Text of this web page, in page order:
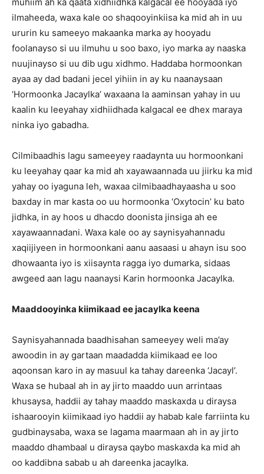
ilmaheeda, waxa kale oo shaqooyinkiisa ka mid ah in uu
ururin ku sameeyo makaanka marka ay hooyadu
foolanayso si uu ilmuhu u soo baxo, iyo marka ay naaska
nuujinayso si uu dib ugu xidhmo. Haddaba hormoonkan
ayaa ay dad badani jecel yihiin in ay ku naanaysaan
‘Hormoonka Jacaylka’ waxaana la aaminsan yahay in uu
kaalin ku leeyahay xidhiidhada kalgacal ee dhex maraya
ninka iyo gabadha.
Cilmibaadhis lagu sameeyey raadaynta uu hormoonkani
ku leeyahay qaar ka mid ah xayawaannada uu jiirku ka mid
yahay oo iyaguna leh, waxaa cilmibaadhayaasha u soo
baxday in mar kasta oo uu hormoonka ‘Oxytocin’ ku bato
jidhka, in ay hoos u dhacdo doonista jinsiga ah ee
xayawaannadani. Waxa kale oo ay saynisyahannadu
xaqiijiyeen in hormoonkani aanu aasaasi u ahayn isu soo
dhowaanta iyo is xiisaynta ragga iyo dumarka, sidaas
awgeed aan lagu naanaysi Karin hormoonka Jacaylka.
Maaddooyinka kiimikaad ee jacaylka keena
Saynisyahannada baadhisahan sameeyey weli ma’ay
awoodin in ay gartaan maadadda kiimikaad ee loo
aqoonsan karo in ay masuul ka tahay dareenka ‘Jacayl’.
Waxa se hubaal ah in ay jirto maaddo uun arrintaas
khusaysa, haddii ay tahay maaddo maskaxda u diraysa
ishaarooyin kiimikaad iyo haddii ay habab kale farriinta ku
gudbinaysaba, waxa se lagama maarmaan ah in ay jirto
maaddo dhambaal u diraysa qaybo maskaxda ka mid ah
oo kaddibna sabab u ah dareenka jacaylka.